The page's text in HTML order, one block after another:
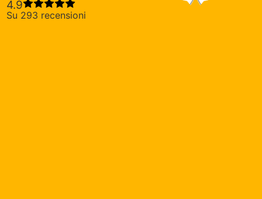
4.9
Su 293 recensioni